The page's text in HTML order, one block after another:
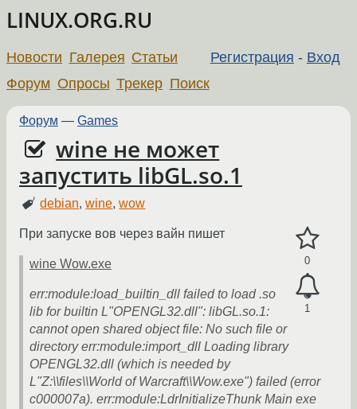
LINUX.ORG.RU
Регистрация - Вход
Новости Галерея Статьи
Форум Опросы Трекер Поиск
Форум — Games
wine не может
запустить libGL.so.1
debian,wine,wow
0
1
При запуске вов через вайн пишет
wine Wow.exe
err:module:load_builtin_dll failed to load .so
lib for builtin L"OPENGL32.dll": libGL.so.1:
cannot open shared object file: No such file or
directory err:module:import_dll Loading library
OPENGL32.dll (which is needed by
L"Z:\\files\\World of Warcraft\\Wow.exe") failed (error
c000007a). err:module:LdrInitializeThunk Main exe